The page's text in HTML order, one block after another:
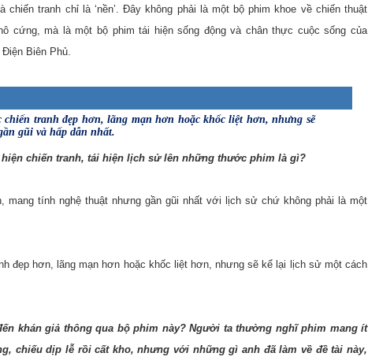
chiến tranh chỉ là ‘nền’. Đây không phải là một bộ phim khoe về chiến thuật
cứng, mà là một bộ phim tái hiện sống động và chân thực cuộc sống của
Biên Phủ.
chiến tranh đẹp hơn, lãng mạn hơn hoặc khốc liệt hơn, nhưng sẽ
gũi và hấp dẫn nhất.
chiến tranh, tái hiện lịch sử lên những thước phim là gì?
mang tính nghệ thuật nhưng gần gũi nhất với lịch sử chứ không phải là một
đẹp hơn, lãng mạn hơn hoặc khốc liệt hơn, nhưng sẽ kể lại lịch sử một cách
khán giả thông qua bộ phim này? Người ta thường nghĩ phim mang ít
chiếu dịp lễ rồi cất kho, nhưng với những gì anh đã làm về đề tài này,